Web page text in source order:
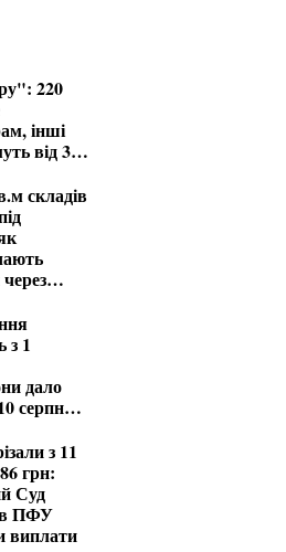
220
інші
від 370
складів
з 1
дало
серпня
з 11
грн:
Суд
ПФУ
виплати